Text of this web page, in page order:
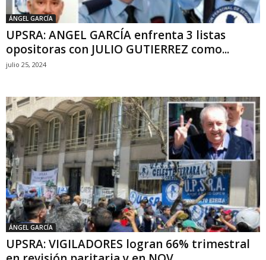
ÁNGEL GARCÍA
UPSRA: ANGEL GARCÍA enfrenta 3 listas
opositoras con JULIO GUTIERREZ como...
julio 25, 2024
ÁNGEL GARCÍA
UPSRA: VIGILADORES logran 66% trimestral